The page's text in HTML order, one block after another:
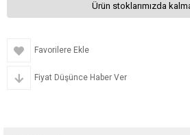
Ürün stoklarımızda
Favorilere Ekle
Fiyat Düşünce Haber Ver